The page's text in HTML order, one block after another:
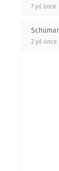
7 yıl önce
2 yıl önce